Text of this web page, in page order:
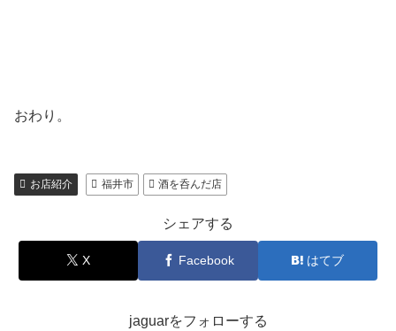
おわり。
お店紹介 福井市 酒を呑んだ店
シェアする
X Facebook はてブ
jaguarをフォローする